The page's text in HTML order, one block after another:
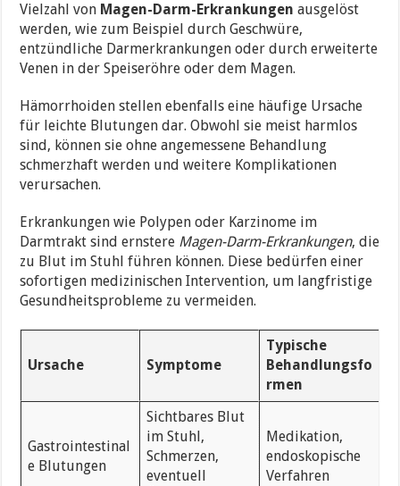
Vielzahl von Magen-Darm-Erkrankungen ausgelöst
werden, wie zum Beispiel durch Geschwüre,
entzündliche Darmerkrankungen oder durch erweiterte
Venen in der Speiseröhre oder dem Magen.
Hämorrhoiden stellen ebenfalls eine häufige Ursache
für leichte Blutungen dar. Obwohl sie meist harmlos
sind, können sie ohne angemessene Behandlung
schmerzhaft werden und weitere Komplikationen
verursachen.
Erkrankungen wie Polypen oder Karzinome im
Darmtrakt sind ernstere Magen-Darm-Erkrankungen, die
zu Blut im Stuhl führen können. Diese bedürfen einer
sofortigen medizinischen Intervention, um langfristige
Gesundheitsprobleme zu vermeiden.
Ursache Symptome
Typische
Behandlungsfo
rmen
Gastrointestinal
e Blutungen
Sichtbares Blut
im Stuhl,
Schmerzen,
eventuell
Medikation,
endoskopische
Verfahren